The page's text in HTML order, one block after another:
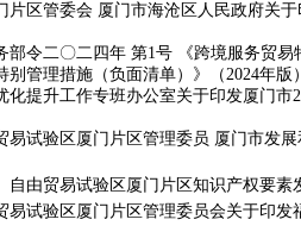
片区管委会 厦门市海沧区人民政府关
部令二〇二四年 第1号 《跨境服务贸
别管理措施（负面清单）》（2024年版
化提升工作专班办公室关于印发厦门
易试验区厦门片区管理委员 厦门市发
自由贸易试验区厦门片区知识产权要
易试验区厦门片区管理委员会关于印